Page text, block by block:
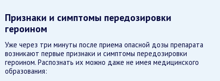
Признаки и симптомы передозировки
героином
Уже через три минуты после приема опасной дозы препарата
возникают первые признаки и симптомы передозировки
героином. Распознать их можно даже не имея медицинского
образования: